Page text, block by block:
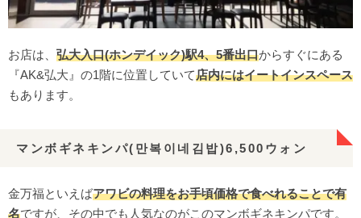
お店は、 弘大入口(ホンデイック)駅4、5番出口からすぐにある
『AK&弘大』の1階に位置していて店内にはイートインスペース
もあります。
マンボギネキンパ(만복이네김밥)6,500ウォン
金万福といえばアワビの料理をお手頃価格で食べれることで有
名ですが、その中でも人気なのがこのマンボギネキンパです。